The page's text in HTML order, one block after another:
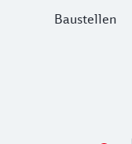
Baustellen